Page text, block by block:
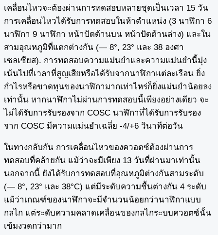
เคลื่อนไหวจะต้องผ่านการทดสอบหลายชุดเป็นเวลา 15 วัน
การเคลื่อนไหวได้รับการทดสอบในห้าตำแหน่ง (3 นาฬิกา 6
นาฬิกา 9 นาฬิกา หน้าปัดด้านบน หน้าปัดด้านล่าง) และใน
สามอุณหภูมิที่แตกต่างกัน (— 8°, 23° และ 38 องศา
เซลเซียส). การทดสอบความแม่นยำและความแม่นยำนี้มุ่ง
เน้นไปที่เวลาที่สูญเสียหรือได้รับจากนาฬิกาแต่ละเรือน ยิ่ง
กำไรหรือขาดทุนของนาฬิกามากเท่าไหร่ก็ยิ่งแม่นยำน้อยลง
เท่านั้น หากนาฬิกาไม่ผ่านการทดสอบนี้เพียงอย่างเดียว จะ
ไม่ได้รับการรับรองจาก COSC นาฬิกาที่ได้รับการรับรอง
จาก COSC มีความแม่นยำเฉลี่ย -4/+6 วินาทีต่อวัน
ในทางกลับกัน การเคลื่อนไหวของควอตซ์ต้องผ่านการ
ทดสอบที่คล้ายกัน แม้ว่าจะมีเพียง 13 วันที่ผ่านมาเท่านั้น
นอกจากนี้ ยังได้รับการทดสอบที่อุณหภูมิต่างกันสามระดับ
(— 8°, 23° และ 38°C) แต่มีระดับความชื้นต่างกัน 4 ระดับ
แม้ว่าเกณฑ์ของนาฬิกาจะมีจำนวนน้อยกว่านาฬิกาแบบ
กลไก แต่ระดับความคลาดเคลื่อนของกลไกระบบควอตซ์นั้น
เข้มงวดกว่ามาก